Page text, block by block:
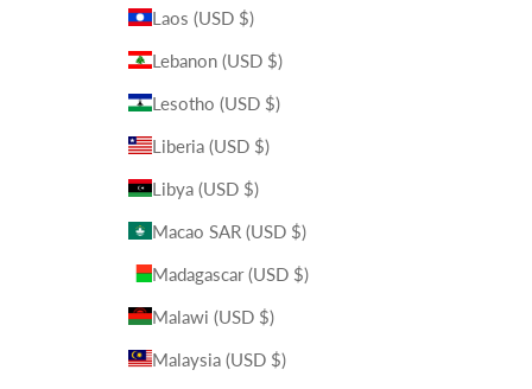
Laos (USD $)
Lebanon (USD $)
Lesotho (USD $)
Liberia (USD $)
Libya (USD $)
Macao SAR (USD $)
Madagascar (USD $)
Malawi (USD $)
Malaysia (USD $)